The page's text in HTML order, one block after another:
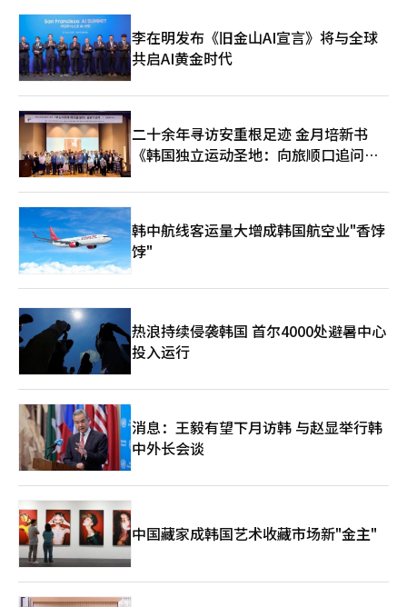
力。”※ 本报道经人工智能（AI）系统翻译与编辑。
李在明发布《旧金山AI宣言》将与全球
共启AI黄金时代
二十余年寻访安重根足迹 金月培新书
《韩国独立运动圣地：向旅顺口追问历
韩中航线客运量大增成韩国航空业"香饽
饽"
热浪持续侵袭韩国 首尔4000处避暑中心
投入运行
消息：王毅有望下月访韩 与赵显举行韩
中外长会谈
中国藏家成韩国艺术收藏市场新"金主"